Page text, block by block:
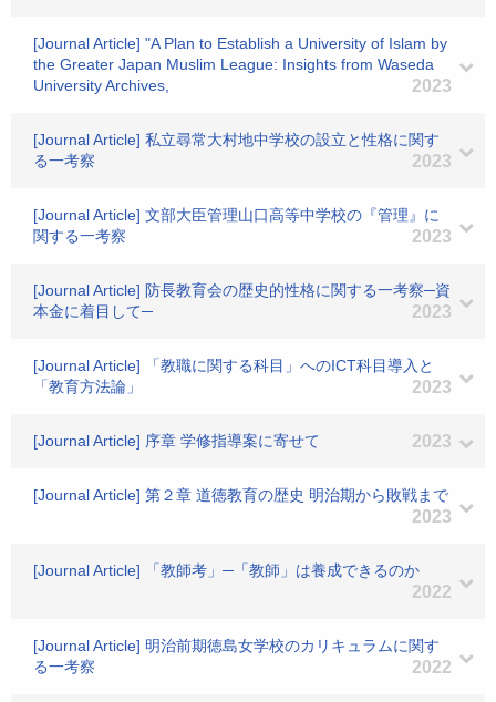
[Journal Article] "A Plan to Establish a University of Islam by
the Greater Japan Muslim League: Insights from Waseda
University Archives,
2023
[Journal Article] 私立尋常大村地中学校の設立と性格に関す
る一考察
2023
[Journal Article] 文部大臣管理山口高等中学校の『管理』に
関する一考察
2023
[Journal Article] 防長教育会の歴史的性格に関する一考察─資
本金に着目して─
2023
[Journal Article] 「教職に関する科目」へのICT科目導入と
「教育方法論」
2023
[Journal Article] 序章 学修指導案に寄せて 2023
[Journal Article] 第２章 道徳教育の歴史 明治期から敗戦まで
2023
[Journal Article] 「教師考」─「教師」は養成できるのか
2022
[Journal Article] 明治前期徳島女学校のカリキュラムに関す
る一考察
2022